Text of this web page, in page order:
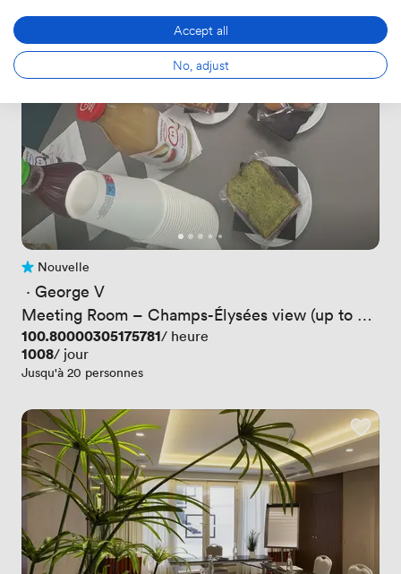
Pas encore d'avis
Nouvelle
· George V
Meeting Room – Champs-Élysées view (up to 20
Persons)
Prix
100.80000305175781/ heure
Prix
1008/ jour
Jusqu'à 20 personnes
Accept all
No, adjust